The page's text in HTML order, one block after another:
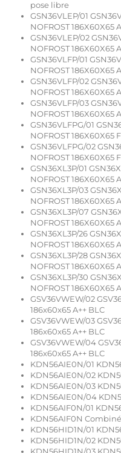
pose libre
GSN36VLEP/01
NOFROST 186X60X65
GSN36VLEP/02
NOFROST 186X60X65
GSN36VLFP/01
NOFROST 186X60X65
GSN36VLFP/02
NOFROST 186X60X65
GSN36VLFP/03
NOFROST 186X60X65
GSN36VLFPG/01
NOFROST 186X60X65
GSN36VLFPG/02
NOFROST 186X60X65
GSN36XL3P/01
NOFROST 186X60X65
GSN36XL3P/03
NOFROST 186X60X65
GSN36XL3P/07
NOFROST 186X60X65
GSN36XL3P/26
NOFROST 186X60X65
GSN36XL3P/28
NOFROST 186X60X65
GSN36XL3P/30
NOFROST 186X60X65
GSV36VWEW/02
186x60x65 A++ BLC
GSV36VWEW/03
186x60x65 A++ BLC
GSV36VWEW/04
186x60x65 A++ BLC
KDN56AIE0N/01
KDN56AIE0N/02
KDN56AIE0N/03
KDN56AIE0N/04
KDN56AIF0N/01
KDN56AIF0N Combiné
KDN56HID1N/01
KDN56HID1N/02